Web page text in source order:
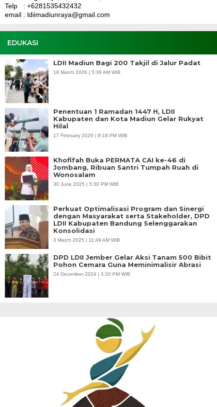
Telp : +6281535432432
email : ldiimadiunraya@gmail.com
EDUKASI
LDII Madiun Bagi 200 Takjil di Jalur Padat
18 March 2026 | 5:39 AM WIB
Penentuan 1 Ramadan 1447 H, LDII
Kabupaten dan Kota Madiun Gelar Rukyat
Hilal
17 February 2026 | 8:18 PM WIB
Khofifah Buka PERMATA CAI ke-46 di
Jombang, Ribuan Santri Tumpah Ruah di
Wonosalam
30 June 2025 | 5:30 PM WIB
Perkuat Optimalisasi Program dan Sinergi
dengan Masyarakat serta Stakeholder, DPD
LDII Kabupaten Bandung Selenggarakan
Konsolidasi
3 March 2025 | 11:49 AM WIB
DPD LDII Jember Gelar Aksi Tanam 500 Bibit
Pohon Cemara Guna Meminimalisir Abrasi
24 December 2024 | 3:20 PM WIB